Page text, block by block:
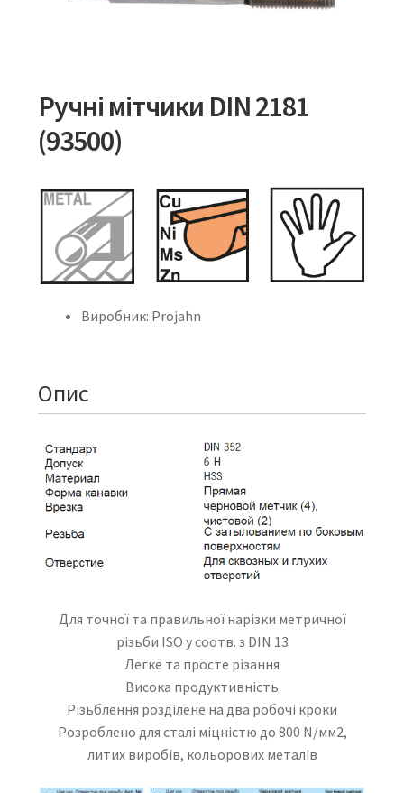
Ручні мітчики DIN 2181
(93500)
Виробник: Projahn
Опис
Для точної та правильної нарізки метричної
різьби ISO у соотв. з DIN 13
Легке та просте різання
Висока продуктивність
Різьблення розділене на два робочі кроки
Розроблено для сталі міцністю до 800 N/мм2,
литих виробів, кольорових металів